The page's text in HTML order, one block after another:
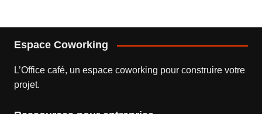
Espace Coworking
L’Office café, un espace coworking pour construire votre
projet.